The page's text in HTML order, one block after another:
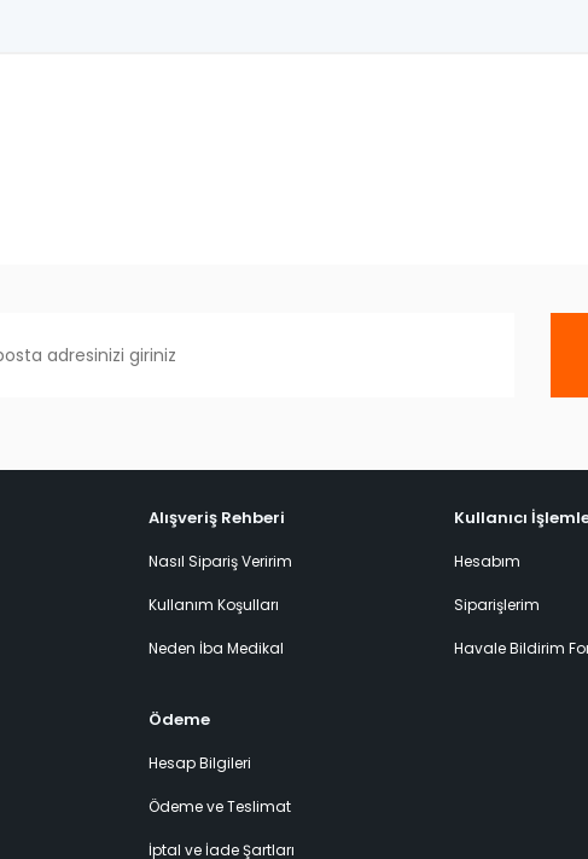
Alışveriş Rehberi
Nasıl Sipariş Veririm
Kullanım Koşulları
Neden İba Medikal
Ödeme
Hesap Bilgileri
Ödeme ve Teslimat
İptal ve İade Şartları
Kullanıcı
Hesabım
Siparişlerim
Havale Bildirim